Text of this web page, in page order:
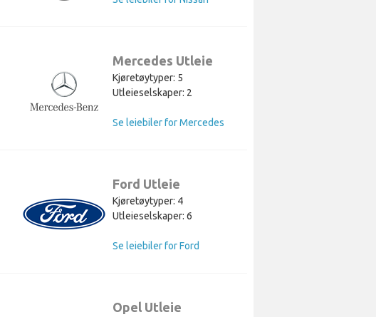
Mercedes Utleie
Kjøretøytyper: 5
Utleieselskaper: 2
Se leiebiler for Mercedes
Ford Utleie
Kjøretøytyper: 4
Utleieselskaper: 6
Se leiebiler for Ford
Opel Utleie